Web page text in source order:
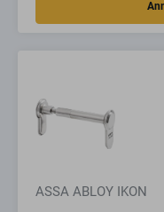
ASSA ABLOY IKON